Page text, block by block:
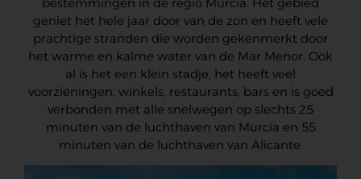
geniet het hele jaar door van de zon en heeft vele
prachtige stranden die worden gekenmerkt door
het warme en kalme water van de Mar Menor. Ook
al is het een klein stadje, het heeft veel
voorzieningen, winkels, restaurants, bars en is goed
verbonden met alle snelwegen op slechts 25
minuten van de luchthaven van Murcia en 55
minuten van de luchthaven van Alicante.